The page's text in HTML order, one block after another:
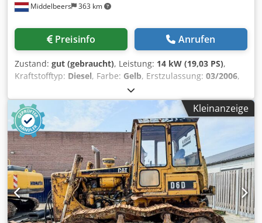
Middelbeers 363 km
Preisinfo Anrufen
Zustand: gut (gebraucht), Leistung: 14 kW (19,03 PS),
Kraftstofftyp: Diesel, Farbe: Gelb, Erstzulassung: 03/2006,
, Betriebsstunden:
Antrieb: Raupe Chedpfxsw Hpqro Angea Zylinderzahl: 3
Leergewicht: 1.720 kg Technischer Zustand: gut Optischer
Zustand: gut Preis: Auf Anfrage Seriennummer: JBB00645
Wenden Sie sich an Ernst van Hek, um weitere
Informationen zu erhalten.
Kleinanzeige